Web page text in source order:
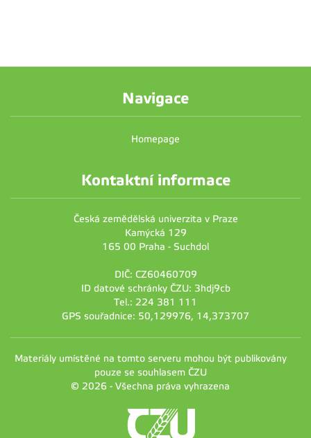
Navigace
Homepage
Kontaktní informace
Česká zemědělská univerzita v Praze
Kamýcká 129
165 00 Praha - Suchdol
DIČ: CZ60460709
ID datové schránky ČZU: 3hdj9cb
Tel.: 224 381 111
GPS souřadnice: 50,129976, 14,373707
Materiály umístěné na tomto serveru mohou být publikovány
pouze se souhlasem ČZU
© 2026 - Všechna práva vyhrazena